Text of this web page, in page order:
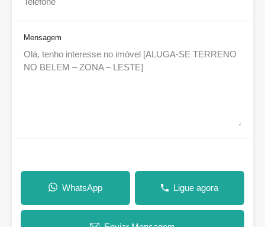
Mensagem
WhatsApp Ligue agora